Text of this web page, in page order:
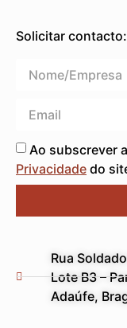
Solicitar contacto:
Ao subscrever
Privacidade do
Rua
Lote B3 –
Adaúfe,